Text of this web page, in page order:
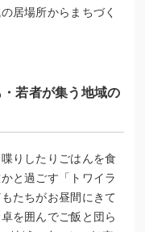
居場所からまちづく
若者が集う地域の
りしたりごはんを食
と過ごす「トワイラ
たちがお昼間にきて
を囲んでご飯と団ら